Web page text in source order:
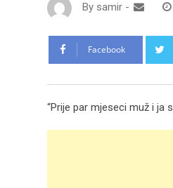
By samir -
Facebook
“Prije par mjeseci muž i ja